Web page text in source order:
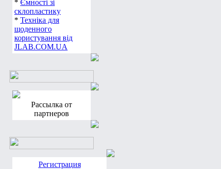
* Ємності зі
склопластику
* Техніка для
щоденного
користування від
JLAB.COM.UA
Рассылка от
партнеров
Регистрация